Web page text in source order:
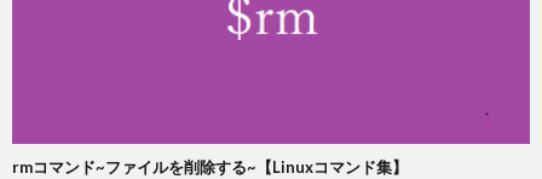
rmコマンド~ファイルを削除する~【Linuxコマンド集】